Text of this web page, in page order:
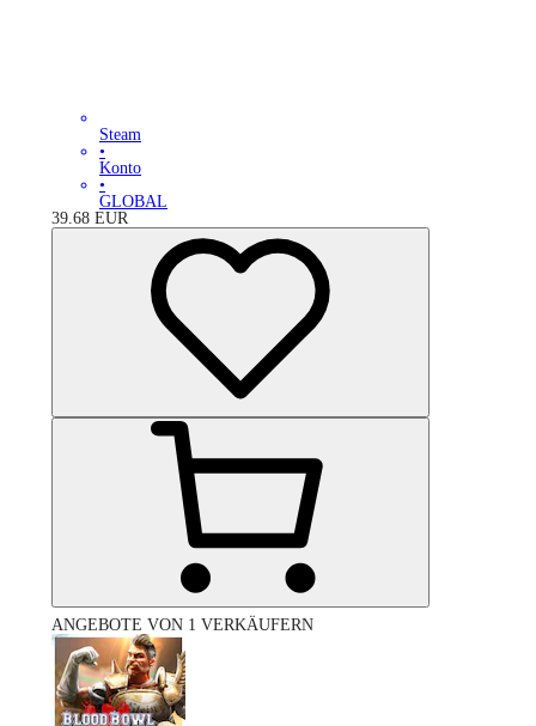
Steam
•
Konto
•
GLOBAL
39.68 EUR
ANGEBOTE VON 1 VERKÄUFERN